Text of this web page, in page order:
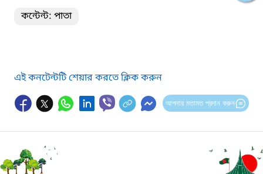
কন্টেন্ট: পাতা
এই কনটেন্টটি শেয়ার করতে ক্লিক করুন
আপনার মতামত প্রদান করুন